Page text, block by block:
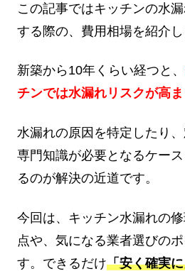
この記事ではキッチンの水
する際の、費用相場を紹介し
新築から10年くらい経つと、
チンでは水漏れリスクが高
水漏れの原因を特定したり
専門知識が必要となるケー
るのが解決の近道です。
今回は、キッチン水漏れの
点や、気になる業者選びの
す。できるだけ「安く確実